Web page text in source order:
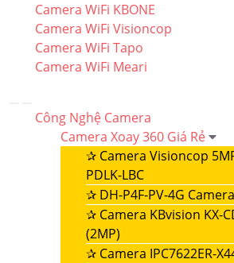
Camera WiFi KBONE
Camera WiFi Visioncop
Camera WiFi Tapo
Camera WiFi Meari
Công Nghệ Camera
Camera Xoay 360 Giá Rẻ
✰ Camera Visioncop
PDLK-LBC
✰ DH-P4F-PV-4G
✰ Camera KBvision KX-
(2MP)
✰ Camera IPC7622ER-